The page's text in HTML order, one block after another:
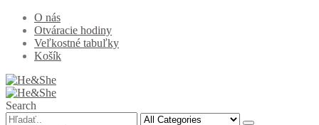
O nás
Otváracie hodiny
Veľkostné tabuľky
Košík
Search